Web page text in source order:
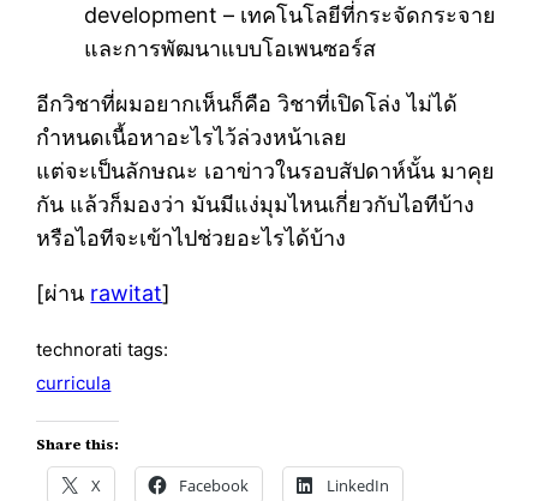
development – เทคโนโลยีที่กระจัดกระจาย
และการพัฒนาแบบโอเพนซอร์ส
อีกวิชาที่ผมอยากเห็นก็คือ วิชาที่เปิดโล่ง ไม่ได้
กำหนดเนื้อหาอะไรไว้ล่วงหน้าเลย
แต่จะเป็นลักษณะ เอาข่าวในรอบสัปดาห์นั้น มาคุย
กัน แล้วก็มองว่า มันมีแง่มุมไหนเกี่ยวกับไอทีบ้าง
หรือไอทีจะเข้าไปช่วยอะไรได้บ้าง
[ผ่าน rawitat]
technorati tags:
curricula
Share this:
X Facebook LinkedIn